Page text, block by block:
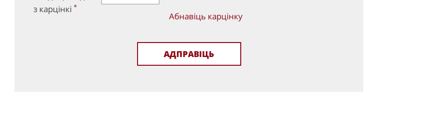
з карцінкі *
Абнавіць карцінку